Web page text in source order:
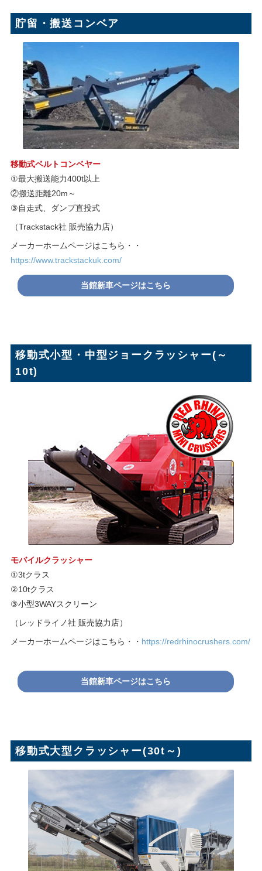
貯留・搬送コンベア
移動式ベルトコンベヤー
①最大搬送能力400t以上
②搬送距離20m～
③自走式、ダンプ直投式
（Trackstack社 販売協力店）
メーカーホームページはこちら・・
https://www.trackstackuk.com/
当館新車ページはこちら
移動式小型・中型ジョークラッシャー(～
10t)
モバイルクラッシャー
①3tクラス
②10tクラス
③小型3WAYスクリーン
（レッドライノ社 販売協力店）
メーカーホームページはこちら・・ https://redrhinocrushers.com/
当館新車ページはこちら
移動式大型クラッシャー(30t～)